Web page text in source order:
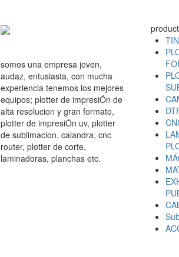
somos una empresa joven,
audaz, entusiasta, con mucha
experiencia tenemos los mejores
equipos; plotter de impresiÓn de
alta resolucion y gran formato,
plotter de impresiÓn uv, plotter
de sublimacion, calandra, cnc
router, plotter de corte,
laminadoras, planchas etc.